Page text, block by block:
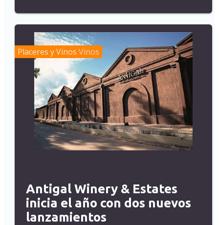
Placeres y Vinos Vinos
Antigal Winery & Estates
inicia el año con dos nuevos
lanzamientos